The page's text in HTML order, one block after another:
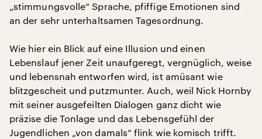
„stimmungsvolle“ Sprache, pfiffige Emotionen sind
an der sehr unterhaltsamen Tagesordnung.
Wie hier ein Blick auf eine Illusion und einen
Lebenslauf jener Zeit unaufgeregt, vergnüglich, weise
und lebensnah entworfen wird, ist amüsant wie
blitzgescheit und putzmunter. Auch, weil Nick Hornby
mit seiner ausgefeilten Dialogen ganz dicht wie
präzise die Tonlage und das Lebensgefühl der
Jugendlichen „von damals“ flink wie komisch trifft.